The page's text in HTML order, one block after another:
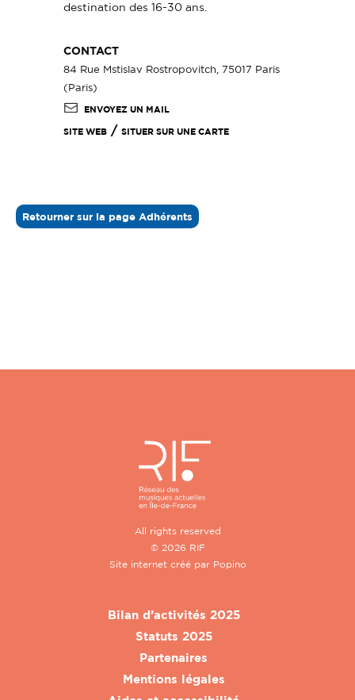
destination des 16-30 ans.
CONTACT
84 Rue Mstislav Rostropovitch, 75017 Paris
(Paris)
ENVOYEZ UN MAIL
SITE WEB / SITUER SUR UNE CARTE
Retourner sur la page Adhérents
All rights reserved
© 2026 RIF
Site internet créé par Popino
Bilan d’activités 2025
Statuts 2025
Partenaires
Mentions légales